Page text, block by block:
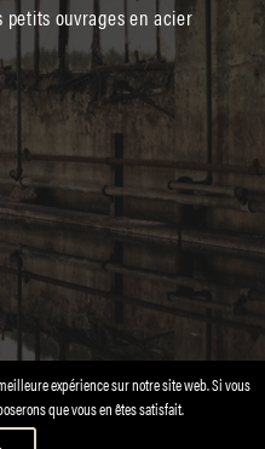
ouvrages en acier
expérience sur notre site web. Si vous
que vous en êtes satisfait.